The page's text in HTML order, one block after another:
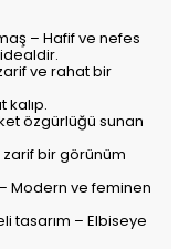
– Hafif ve nefes
ve rahat bir
kalıp.
özgürlüğü sunan
zarif bir görünüm
Modern ve feminen
tasarım – Elbiseye